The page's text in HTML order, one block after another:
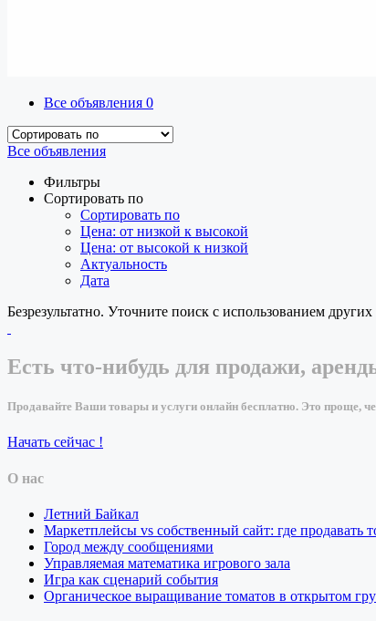
Все объявления 0
Все объявления
Фильтры
Сортировать по
Сортировать по
Цена: от низкой к высокой
Цена: от высокой к низкой
Актуальность
Дата
Безрезультатно. Уточните поиск с использованием других
Есть что-нибудь для продажи,
Продавайте Ваши товары и услуги онлайн бесплатно. Это проще,
Начать сейчас !
О нас
Летний Байкал
Маркетплейсы vs собственный сайт: где продавать
Город между сообщениями
Управляемая математика игрового зала
Игра как сценарий события
Органическое выращивание томатов в открытом